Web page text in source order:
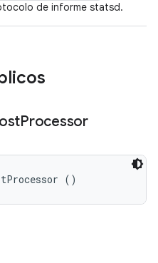
de informe statsd.
Processor
()